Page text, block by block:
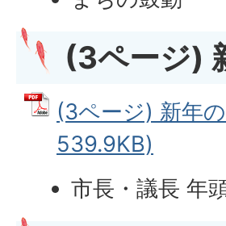
(3ページ)
(3ページ) 新年
539.9KB)
市長・議長 年